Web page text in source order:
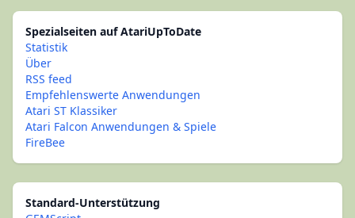
Spezialseiten auf AtariUpToDate
Statistik
Über
RSS feed
Empfehlenswerte Anwendungen
Atari ST Klassiker
Atari Falcon Anwendungen & Spiele
FireBee
Standard-Unterstützung